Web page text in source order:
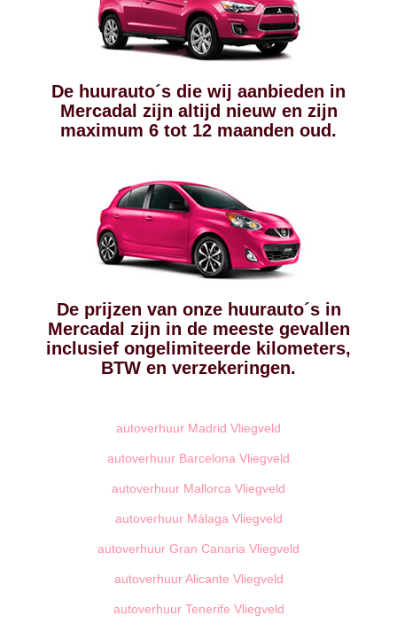
De huurauto´s die wij aanbieden in
Mercadal zijn altijd nieuw en zijn
maximum 6 tot 12 maanden oud.
De prijzen van onze huurauto´s in
Mercadal zijn in de meeste gevallen
inclusief ongelimiteerde kilometers,
BTW en verzekeringen.
autoverhuur Madrid Vliegveld
autoverhuur Barcelona Vliegveld
autoverhuur Mallorca Vliegveld
autoverhuur Málaga Vliegveld
autoverhuur Gran Canaria Vliegveld
autoverhuur Alicante Vliegveld
autoverhuur Tenerife Vliegveld